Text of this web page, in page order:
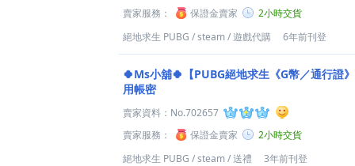
賣家服務：
保證金賣家
2小時交貨
絕地求生 PUBG /steam/遊戲代購 6年前刊登
🍀Ms小舖🍀【PUBG絕地求生《G幣／通行證
用帳密
賣家資料： No.702657
賣家服務：
保證金賣家
2小時交貨
絕地求生 PUBG /steam/送禮 3年前刊登